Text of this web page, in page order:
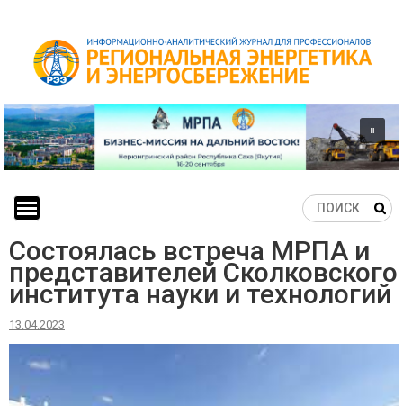
content
Состоялась встреча МРПА и
представителей Сколковского
института науки и технологий
13.04.2023